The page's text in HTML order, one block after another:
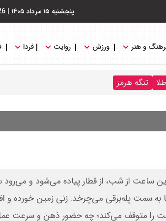
پنجشنبه ۱۵ مرداد ۱۴۰۵ |
و هنر ورزش روایت فردا
تنگه هرمز
این ساعت از شب، از قطار پیاده می‌شود و
به سمت پله‌برقی می‌چرخد. زنی زمین خورده و
را متوقف می‌کند؛ چه حضور ذهن و سرعت